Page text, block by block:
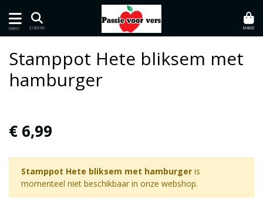
MENU ZOEKEN MAND
Stamppot Hete bliksem met
hamburger
€ 6,99
Stamppot Hete bliksem met hamburger is
momenteel niet beschikbaar in onze webshop.